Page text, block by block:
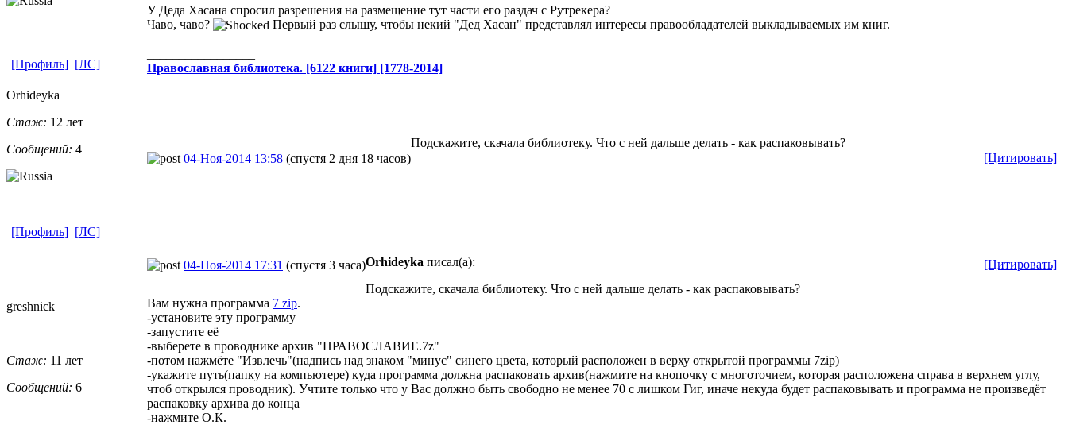
У Деда Хасана спросил разрешения на размещение тут части его раздач с Рутрекера?
Чаво, чаво?
Первый раз слышу, чтобы некий "Дед Хасан" представлял интересы правообладателей выкладываемых им книг.
Православная​ библиотека. [6122 книги] [1778-2014]
[Профиль] [ЛС]
Orhideyka
Стаж: 12 лет
Сообщений: 4
04-Ноя-2014 13:58 (спустя 2 дня 18 часов) [Цитировать]
Подскажите, скачала библиотеку. Что с ней дальше делать - как распаковывать?
[Профиль] [ЛС]
greshnick
Стаж: 11 лет
Сообщений: 6
04-Ноя-2014 17:31 (спустя 3 часа) [Цитировать]
Orhideyka писал(а):
Подскажите, скачала библиотеку. Что с ней дальше делать - как распаковывать?
Вам нужна программа 7 zip.
-установите эту программу
-запустите её
-выберете в проводнике архив "ПРАВОСЛАВИЕ.7z"
-потом нажмёте "Извлечь"(надпись над знаком "минус" синего цвета, который расположен в верху открытой программы 7zip)
-укажите путь(папку на компьютере) куда программа должна распаковать архив(нажмите на кнопочку с многоточием, которая расположена справа в верхнем углу,
чтоб открылся проводник). Учтите только что у Вас должно быть свободно не менее 70 с лишком Гиг, иначе некуда будет распаковывать и программа не произведёт
распаковку архива до конца
-нажмите О.К.